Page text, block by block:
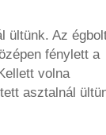
ültünk. Az
fénylett a
volna
asztalnál